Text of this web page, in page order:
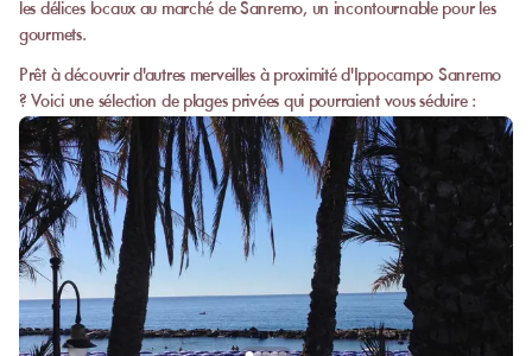
les délices locaux au marché de Sanremo, un incontournable pour les
gourmets.
Prêt à découvrir d'autres merveilles à proximité d'Ippocampo Sanremo
? Voici une sélection de plages privées qui pourraient vous séduire :